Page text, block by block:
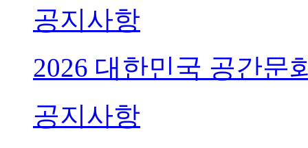
공지사항
2026 대한민국 공간문
공지사항